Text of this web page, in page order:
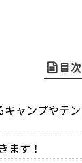
目次
ャンプやテ
ます！